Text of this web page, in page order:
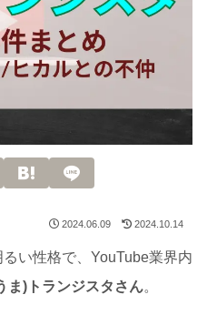
2024.06.09 2024.10.14
い性格で、YouTube業界内
ま)トランジスタさん。